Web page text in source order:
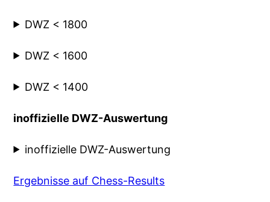
DWZ < 1800
DWZ < 1600
DWZ < 1400
inoffizielle DWZ-Auswertung
inoffizielle DWZ-Auswertung
Ergebnisse auf Chess-Results